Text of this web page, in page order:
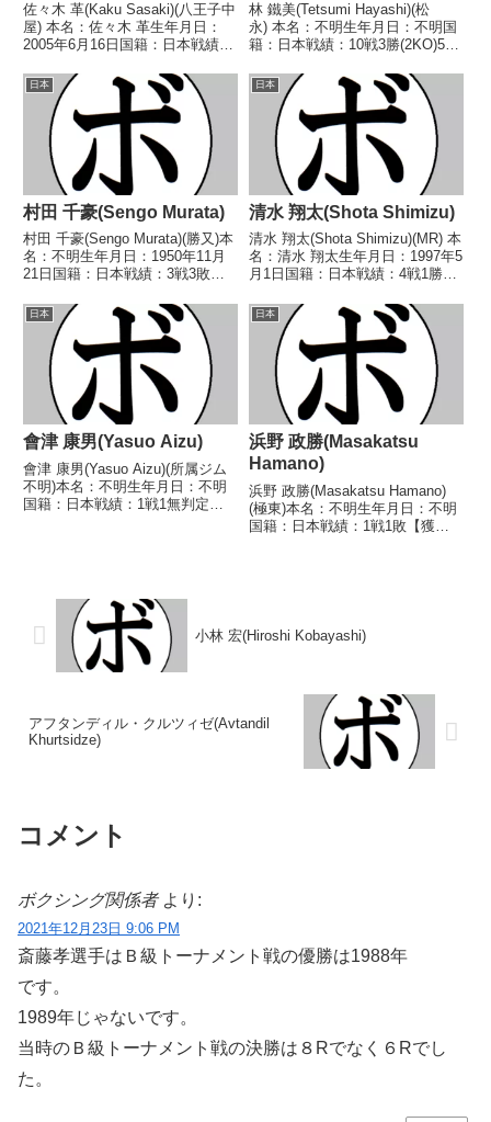
佐々木 革(Kaku Sasaki)(八王子中
屋) 本名：佐々木 革生年月日：
2005年6月16日国籍：日本戦績：
DANGANトーナメントミドル級
優勝2025年度全日本ミドル級新
人王 【戦歴】2024/0...
林 鐵美(Tetsumi Hayashi)(松
永) 本名：不明生年月日：不明国
籍：日本戦績：10戦3勝(2KO)5敗
歴】1949/04/05 ○4RKO 高梨
二郎(ミスズ)1949/04/25 ●3R反
則 ...
日本
村田 千豪(Sengo Murata)
村田 千豪(Sengo Murata)(勝又)本
名：不明生年月日：1950年11月
21日国籍：日本戦績：3戦3敗
1970/01/11 ●1RKO 高田 次郎
(横浜協栄)1970/04/22 ●1RKO
菅野 邦雄...
日本
清水 翔太(Shota Shimizu)
清水 翔太(Shota Shimizu)(MR) 本
名：清水 翔太生年月日：1997年5
月1日国籍：日本戦績：4戦1勝
し 【戦歴】2025/04/06 △4R判
定 0-0(38-38、38-38、38-38...
日本
會津 康男(Yasuo Aizu)
會津 康男(Yasuo Aizu)(所属ジム
不明)本名：不明生年月日：不明
国籍：日本戦績：1戦1無判定
日本
浜野 政勝(Masakatsu
Hamano)
浜野 政勝(Masakatsu Hamano)
(極東)本名：不明生年月日：不明
国籍：日本戦績：1戦1敗【獲得
小林 宏(Hiroshi Kobayashi)
アフタンディル・クルツィゼ(Avtandil
Khurtsidze)
コメント
ボクシング関係者 より:
2021年12月23日 9:06 PM
斎藤孝選手はＢ級トーナメント戦の優勝は1988年
です。
1989年じゃないです。
当時のＢ級トーナメント戦の決勝は８Rでなく６Rでし
た。